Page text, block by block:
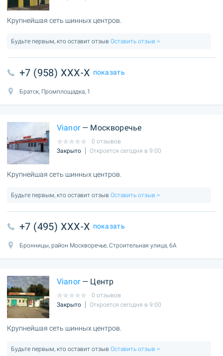
Крупнейшая сеть шинных центров.
Будьте первым, кто оставит отзыв Оставить отзыв >
+7 (958) XXX-X показать
Братск, Промплощадка, 1
Vianor— Москворечье
0 отзывов
Закрыто
Откроется сегодня в 9:00
Крупнейшая сеть шинных центров.
Будьте первым, кто оставит отзыв Оставить отзыв >
+7 (495) XXX-X показать
Бронницы, район Москворечье, Строительная улица, 6А
Vianor— Центр
0 отзывов
Закрыто
Откроется сегодня в 9:00
Крупнейшая сеть шинных центров.
Будьте первым, кто оставит отзыв Оставить отзыв >